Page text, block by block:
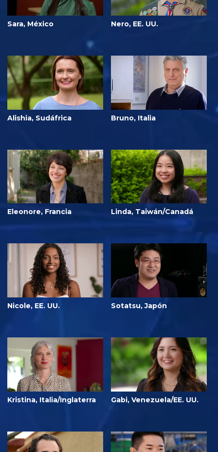
Sara, México Nero, EE. UU.
Alishia, Sudáfrica Bruno, Italia
Eleonore, Francia Linda, Taiwán/Canadá
Nicole, EE. UU. Sotatsu, Japón
Kristina, Italia/Inglaterra Gabi, Venezuela/EE. UU.